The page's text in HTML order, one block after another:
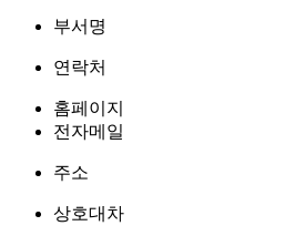
부서명
연락처
홈페이지
전자메일
주소
상호대차